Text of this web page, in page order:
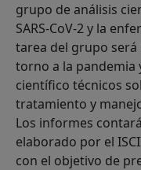
grupo de análisis
SARS-CoV-2 y la
tarea del grupo será
torno a la pandemia
científico técnicos
tratamiento y
Los informes
elaborado por el
con el objetivo de